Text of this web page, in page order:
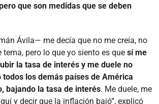
que son medidas que se deben
Ávila— me decía que no me creía, no
tema, pero lo que yo siento es que sí me
la tasa de interés y me duele no
los demás países de América
bajando la tasa de interés. Me duele, me
y decir que la inflación bajó”, explicó